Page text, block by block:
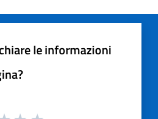
le informazioni